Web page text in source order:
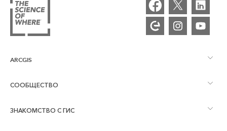
ARCGIS
Обзор ArcGIS
Картография
СООБЩЕСТВО
Сообщества и форумы
ЗНАКОМСТВО С ГИС